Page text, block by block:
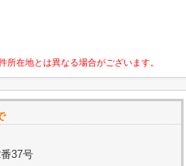
在地とは異なる場合がございます。
37号